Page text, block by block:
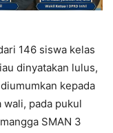
146 siswa kelas
dinyatakan lulus,
kepada
pada pukul
SMAN 3